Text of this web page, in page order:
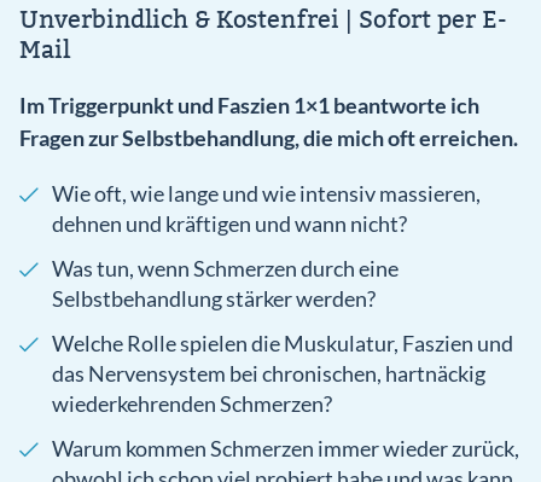
Unverbindlich & Kostenfrei | Sofort per E-
Mail
Im Triggerpunkt und Faszien 1×1 beantworte ich
Fragen zur Selbstbehandlung, die mich oft erreichen.
Wie oft, wie lange und wie intensiv massieren,
dehnen und kräftigen und wann nicht?
Was tun, wenn Schmerzen durch eine
Selbstbehandlung stärker werden?
Welche Rolle spielen die Muskulatur, Faszien und
das Nervensystem bei chronischen, hartnäckig
wiederkehrenden Schmerzen?
Warum kommen Schmerzen immer wieder zurück,